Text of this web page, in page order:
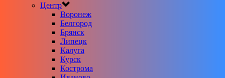
Центр
Воронеж
Белгород
Брянск
Липецк
Калуга
Курск
Кострома